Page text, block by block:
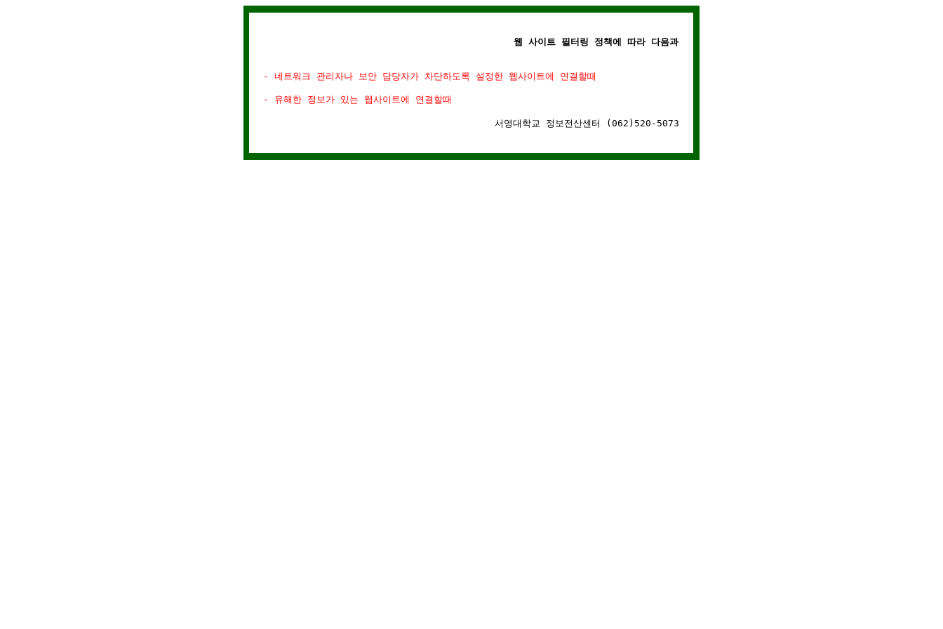
웹 사이트 필터링 정책에 따라 다음과 같은 경우에는 웹사이트 연결이 차단됩니다.
- 네트워크 관리자나 보안 담당자가 차단하도록 설정한 웹사이트에 연결할때
- 유해한 정보가 있는 웹사이트에 연결할때
서영대학교 정보전산센터 (062)520-5073